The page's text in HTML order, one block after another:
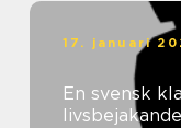
17. januari
En svensk